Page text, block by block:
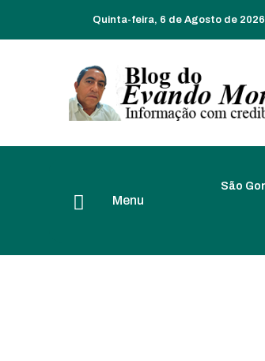
Quinta-feira, 6 de Agosto de 2026
Menu
São